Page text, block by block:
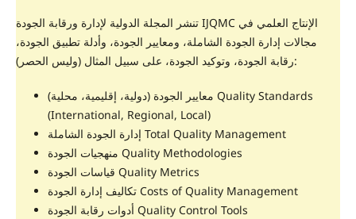
تنشر المجلة الدولية لإدارة ورقابة الجودة IJQMC الإنتاج العلمي في
مجالات إدارة الجودة الشاملة، ومعايير الجودة، وأدلة تطبيق الجودة،
رقابة الجودة، وتوكيد الجودة، على سبيل المثال (وليس الحصر):
معايير الجودة (دولية، إقليمية، محلية) Quality Standards
(International, Regional, Local)
إدارة الجودة الشاملة Total Quality Management
منهجيات الجودة Quality Methodologies
قياسات الجودة Quality Metrics
تكاليف إدارة الجودة Costs of Quality Management
أدوات رقابة الجودة Quality Control Tools